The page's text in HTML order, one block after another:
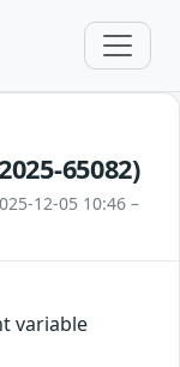
65082)
12-05 10:46 –
variable